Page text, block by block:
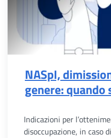
NASpI,
genere:
Indicazioni per
disoccupazione, in caso